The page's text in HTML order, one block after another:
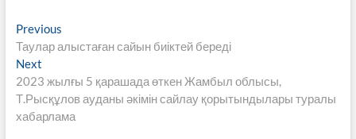
Навигация
по
записям
PreviousPrevious
post:
Таулар алыстаған сайын биіктей береді
NextNext
post:
2023 жылғы 5 қарашада өткен Жамбыл облысы,
Т.Рысқұлов ауданы әкімін сайлау қорытындылары туралы
хабарлама